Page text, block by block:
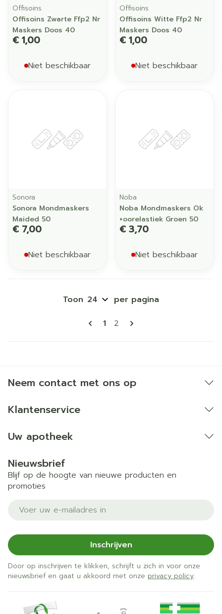
Offisoins
Offisoins Zwarte Ffp2 Nr
Maskers Doos 40
€ 1,00
Niet beschikbaar
Offisoins
Offisoins Witte Ffp2 Nr
Maskers Doos 40
€ 1,00
Niet beschikbaar
Sonora
Sonora Mondmaskers
Maided 50
€ 7,00
Niet beschikbaar
Noba
Noba Mondmaskers Ok
+oorelastiek Groen 50
€ 3,70
Niet beschikbaar
Pagina's
U lees momenteel pagina
1 Pagina
2
Toon per pagina
Neem contact met ons op
Klantenservice
Uw apotheek
Nieuwsbrief
Blijf op de hoogte van nieuwe producten en
promoties
E-mail adres
Inschrijven
Door op inschrijven te klikken, schrijft u zich in voor onze
nieuwsbrief en gaat u akkoord met onze privacy policy.